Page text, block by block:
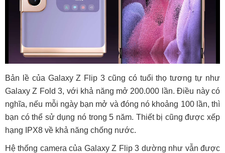
Bản lề của Galaxy Z Flip 3 cũng có tuổi thọ tương tự như
Galaxy Z Fold 3, với khả năng mở 200.000 lần. Điều này có
nghĩa, nếu mỗi ngày bạn mở và đóng nó khoảng 100 lần, thì
bạn có thể sử dụng nó trong 5 năm. Thiết bị cũng được xếp
hạng IPX8 về khả năng chống nước.
Hệ thống camera của Galaxy Z Flip 3 dường như vẫn được